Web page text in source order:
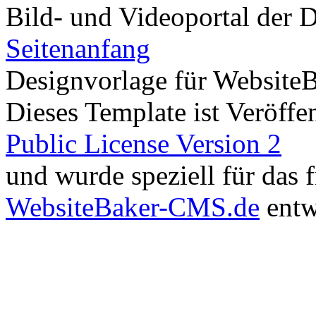
Bild- und Videoportal der
Seitenanfang
Designvorlage für
Dieses Template ist
Public License Version 2
und wurde speziell für das
WebsiteBaker-CMS.de